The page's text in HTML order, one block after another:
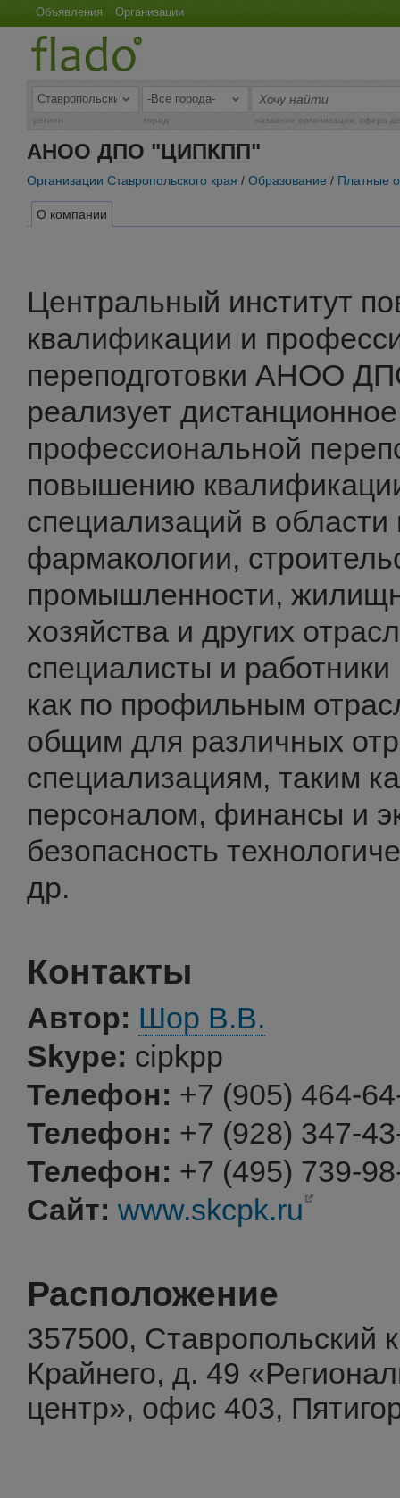
Объявления Организации
регион город название организации, сфера
АНОО ДПО "ЦИПКПП"
Организации Ставропольского края / Образование / Платные
О компании
Центральный институт
квалификации и
переподготовки АНОО
реализует
профессиональной
повышению
специализаций в
фармакологии,
промышленности,
хозяйства и других
специалисты и
как по профильным
общим для различных
специализациям, таким
персоналом, финансы и
безопасность
др.
Контакты
Автор: Шор В.В.
Skype: cipkpp
Телефон: +7 (905) 464-
Телефон: +7 (928) 347-
Телефон: +7 (495) 739-
Сайт: www.skcpk.ru
Расположение
357500, Ставропольский
Крайнего, д. 49
центр», офис 403,